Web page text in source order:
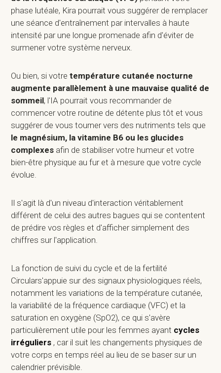
phase lutéale, Kira pourrait vous suggérer de remplacer
une séance d'entraînement par intervalles à haute
intensité par une longue promenade afin d'éviter de
surmener votre système nerveux.
Ou bien, si votretempérature cutanée nocturne
augmente parallèlement à une mauvaise qualité de
sommeil, l'IA pourrait vous recommander de
commencer votre routine de détente plus tôt et vous
suggérer de vous tourner vers des nutriments tels que
le magnésium, la vitamine B6 ou les glucides
complexes afin de stabiliser votre humeur et votre
bien-être physique au fur et à mesure que votre cycle
évolue.
Il s'agit là d'un niveau d'interaction véritablement
différent de celui des autres bagues qui se contentent
de prédire vos règles et d'afficher simplement des
chiffres sur l'application.
La fonction de suivi du cycle et de la fertilité
Circulars'appuie sur des signaux physiologiques réels,
notamment les variations de la température cutanée,
la variabilité de la fréquence cardiaque (VFC) et la
saturation en oxygène (SpO2), ce qui s'avère
particulièrement utile pour les femmes ayant cycles
irréguliers , car il suit les changements physiques de
votre corps en temps réel au lieu de se baser sur un
calendrier prévisible.